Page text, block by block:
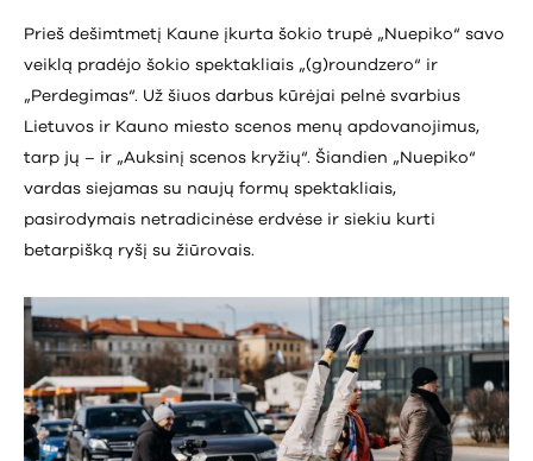
Prieš dešimtmetį Kaune įkurta šokio trupė „Nuepiko“ savo
veiklą pradėjo šokio spektakliais „(g)roundzero“ ir
„Perdegimas“. Už šiuos darbus kūrėjai pelnė svarbius
Lietuvos ir Kauno miesto scenos menų apdovanojimus,
tarp jų – ir „Auksinį scenos kryžių“. Šiandien „Nuepiko“
vardas siejamas su naujų formų spektakliais,
pasirodymais netradicinėse erdvėse ir siekiu kurti
betarpišką ryšį su žiūrovais.